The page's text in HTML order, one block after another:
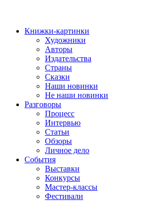
Книжки-картинки
Художники
Авторы
Издательства
Страны
Сказки
Наши новинки
Не наши новинки
Разговоры
Процесс
Интервью
Статьи
Обзоры
Личное дело
События
Выставки
Конкурсы
Мастер-классы
Фестивали